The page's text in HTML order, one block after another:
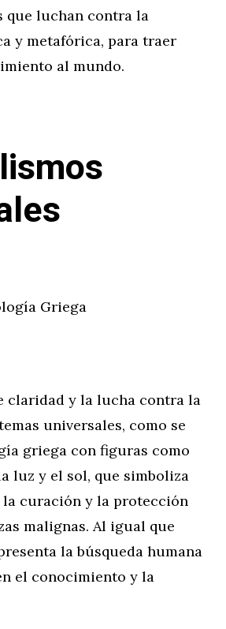
que luchan contra la
y metafórica, para traer
al mundo.
Griega
claridad y la lucha contra la
universales, como se
griega con figuras como
luz y el sol, que simboliza
curación y la protección
malignas. Al igual que
la búsqueda humana
el conocimiento y la